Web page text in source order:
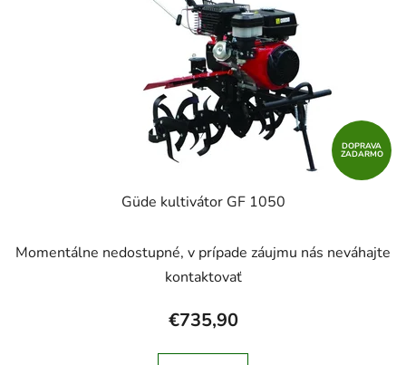
DOPRAVA
ZADARMO
Güde kultivátor GF 1050
Momentálne nedostupné, v prípade záujmu nás neváhajte
kontaktovať
€735,90